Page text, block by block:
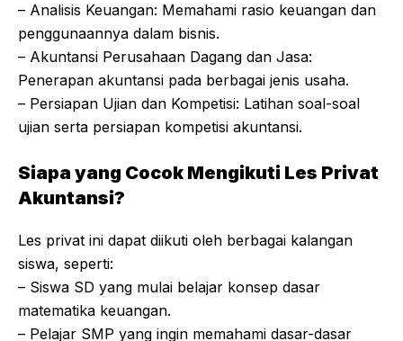
– Analisis Keuangan: Memahami rasio keuangan dan
penggunaannya dalam bisnis.
– Akuntansi Perusahaan Dagang dan Jasa:
Penerapan akuntansi pada berbagai jenis usaha.
– Persiapan Ujian dan Kompetisi: Latihan soal-soal
ujian serta persiapan kompetisi akuntansi.
Siapa yang Cocok Mengikuti Les Privat
Akuntansi?
Les privat ini dapat diikuti oleh berbagai kalangan
siswa, seperti:
– Siswa SD yang mulai belajar konsep dasar
matematika keuangan.
– Pelajar SMP yang ingin memahami dasar-dasar